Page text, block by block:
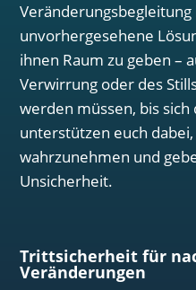
unvorhergesehene
ihnen Raum zu geben –
Verwirrung oder des
werden müssen, bis
unterstützen euch
wahrzunehmen und
Unsicherheit.
Trittsicherheit für
Veränderungen